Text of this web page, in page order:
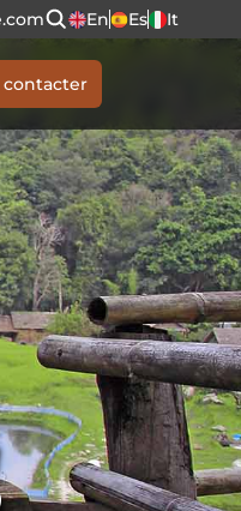
En Es It
contacter